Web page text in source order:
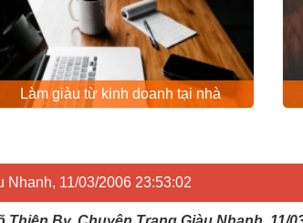
Làm giàu từ kinh doanh tại nhà
Nhanh, 11/03/2006 23:53:02